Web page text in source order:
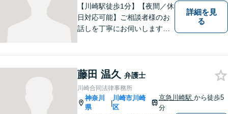
【川崎駅徒歩1分】【夜間／休
日対応可能】ご相談者様のお
話しを丁寧にお伺いします。
ブルに対応可能。【明確な料
金体系】法律トラブルでお悩
みの方は、お気軽にご相談く
ださい。
詳細を見
る
藤田 温久 弁護士
川崎合同法律事務所
神奈川
県
|
川崎市川崎
区
京急川崎駅 から徒歩5
分